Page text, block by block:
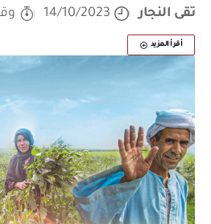
تقى النجار 14/10/2023 وقت
أقرأ المزيد